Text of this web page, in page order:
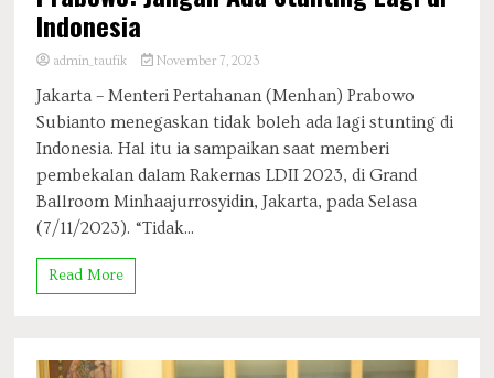
Indonesia
admin_taufik November 7, 2023
Jakarta – Menteri Pertahanan (Menhan) Prabowo
Subianto menegaskan tidak boleh ada lagi stunting di
Indonesia. Hal itu ia sampaikan saat memberi
pembekalan dalam Rakernas LDII 2023, di Grand
Ballroom Minhaajurrosyidin, Jakarta, pada Selasa
(7/11/2023). “Tidak...
Read More